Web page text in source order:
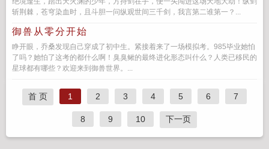
斩荆棘，苍穹染血时，且斗胆一问纵观世间三千剑，我言第二谁第一？...
御兽从零分开始
睁开眼，乔桑发现自己穿成了初中生。紧接着来了一场模拟考。985毕业她怕
了吗？她怕了这考的都什么啊！臭臭鳅的最终进化形态叫什么？人类已移民的
星球都有哪些？欢迎来到御兽世界。...
首 页 1 2 3 4 5 6 7
8 9 10 下一页